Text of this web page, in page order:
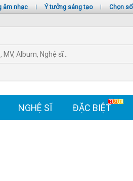
âm nhạc | Ý tưởng sáng tạo | Chọn số
NGHỆ SĨ ĐẶC BIỆT